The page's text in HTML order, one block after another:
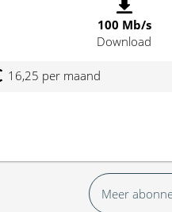
100 Mb/s
Download
16,25 per maand
Meer